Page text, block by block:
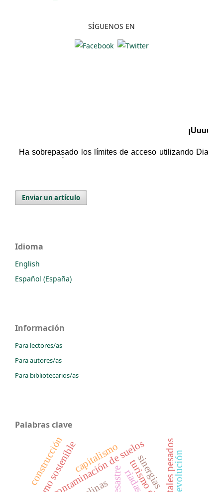
SÍGUENOS EN
Enviar un artículo
Idioma
English
Español (España)
Información
Para lectores/as
Para autores/as
Para bibliotecarios/as
Palabras clave
turismo sostenible
contaminación de suelos metales pesados
desastreriadas
construcción capitalismo sinergias evolución